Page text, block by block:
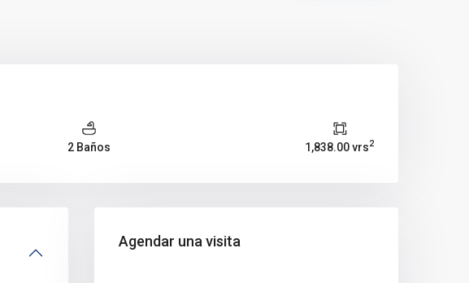
2 Baños 1,838.00 vrs2
Agendar una visita